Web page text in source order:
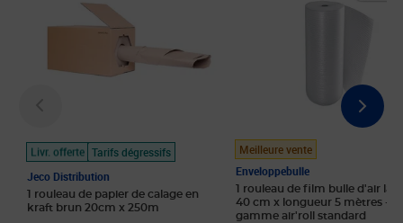
Livr. offerte Tarifs dégressifs
Jeco Distribution
1 rouleau de papier de calage en
kraft brun 20cm x 250m
Meilleure vente
Enveloppebulle
1 rouleau de film bulle d'air
40 cm x longueur 5 mètres -
gamme air'roll standard